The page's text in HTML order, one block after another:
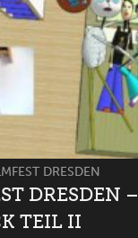
DRESDEN
DRESDEN –
TEIL II